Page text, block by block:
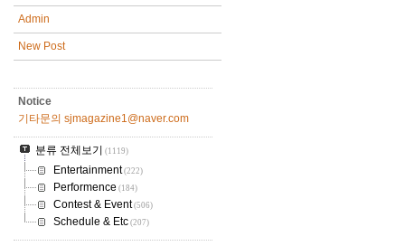
Admin
New Post
Notice
기타문의 sjmagazine1@naver.com
분류 전체보기 (1119)
Entertainment(222)
Performence (184)
Contest & Event(506)
Schedule & Etc (207)